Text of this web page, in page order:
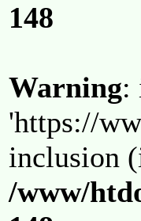
148
Warning:
'https://
inclusion
/www/